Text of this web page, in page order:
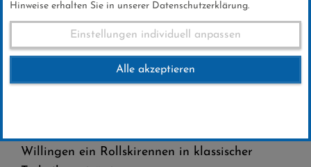
Rollski-Bergrennen
04.SEPTEMBER 2021
Willingen ein Rollskirennen in klassischer
Hinweise erhalten Sie in unserer Datenschutzerklärung.
Einstellungen individuell anpassen
Alle akzeptieren